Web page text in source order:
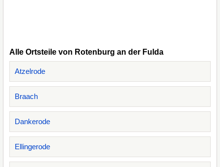
Alle Ortsteile von Rotenburg an der Fulda
Atzelrode
Braach
Dankerode
Ellingerode